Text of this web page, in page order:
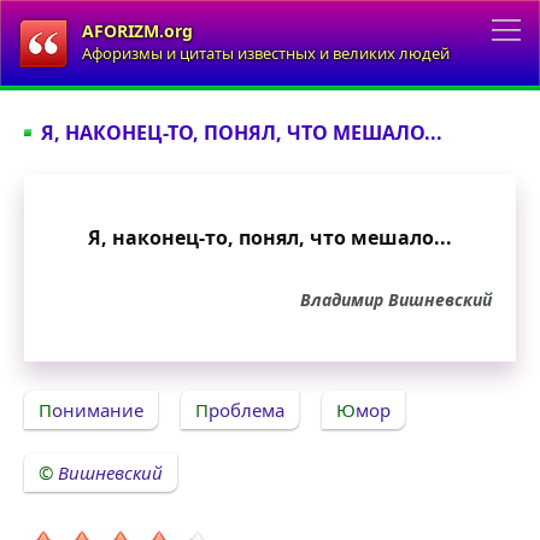
AFORIZM.org
Афоризмы и цитаты известных и великих людей
Я, НАКОНЕЦ-ТО, ПОНЯЛ, ЧТО МЕШАЛО...
Я, наконец-то, понял, что мешало...
Владимир Вишневский
Понимание Проблема Юмор
Вишневский